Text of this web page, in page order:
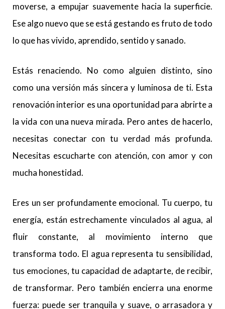
moverse, a empujar suavemente hacia la superficie.
Ese algo nuevo que se está gestando es fruto de todo
lo que has vivido, aprendido, sentido y sanado.
Estás renaciendo. No como alguien distinto, sino
como una versión más sincera y luminosa de ti. Esta
renovación interior es una oportunidad para abrirte a
la vida con una nueva mirada. Pero antes de hacerlo,
necesitas conectar con tu verdad más profunda.
Necesitas escucharte con atención, con amor y con
mucha honestidad.
Eres un ser profundamente emocional. Tu cuerpo, tu
energía, están estrechamente vinculados al agua, al
fluir constante, al movimiento interno que
transforma todo. El agua representa tu sensibilidad,
tus emociones, tu capacidad de adaptarte, de recibir,
de transformar. Pero también encierra una enorme
fuerza: puede ser tranquila y suave, o arrasadora y